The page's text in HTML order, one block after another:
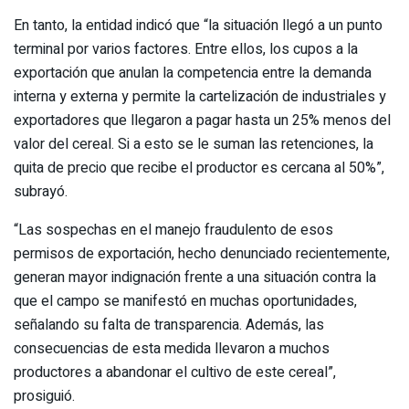
En tanto, la entidad indicó que “la situación llegó a un punto
terminal por varios factores. Entre ellos, los cupos a la
exportación que anulan la competencia entre la demanda
interna y externa y permite la cartelización de industriales y
exportadores que llegaron a pagar hasta un 25% menos del
valor del cereal. Si a esto se le suman las retenciones, la
quita de precio que recibe el productor es cercana al 50%”,
subrayó.
“Las sospechas en el manejo fraudulento de esos
permisos de exportación, hecho denunciado recientemente,
generan mayor indignación frente a una situación contra la
que el campo se manifestó en muchas oportunidades,
señalando su falta de transparencia. Además, las
consecuencias de esta medida llevaron a muchos
productores a abandonar el cultivo de este cereal”,
prosiguió.